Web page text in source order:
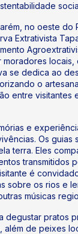
no oeste do
Extrativista
moradores locais,
se dedica ao
o
entre visitantes
e
Os guias
terra. Eles
transmitidos
é
sobre os rios e
músicas
degustar pratos
além de peixes